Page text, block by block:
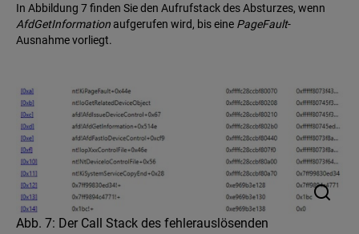
In Abbildung 7 finden Sie den Aufrufstack des Absturzes, wenn
AfdGetInformationaufgerufen wird, bis eine PageFault-
Ausnahme vorliegt.
Abb. 7: Der Call Stack des fehlerauslösenden